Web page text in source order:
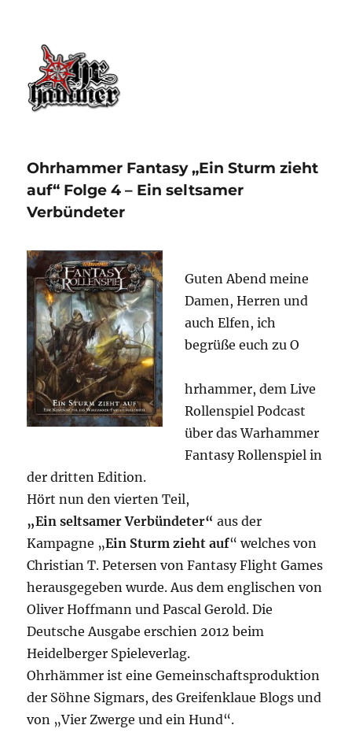
Ohrhammer.online
Ohrhammer Fantasy „Ein Sturm zieht
auf“ Folge 4 – Ein seltsamer
Verbündeter
Guten Abend meine
Damen, Herren und
auch Elfen, ich
begrüße euch zu O
hrhammer, dem Live
Rollenspiel Podcast
über das Warhammer
Fantasy Rollenspiel in
der dritten Edition.
Hört nun den vierten Teil,
„Ein seltsamer Verbündeter“ aus der
Kampagne „Ein Sturm zieht auf“ welches von
Christian T. Petersen von Fantasy Flight Games
herausgegeben wurde. Aus dem englischen von
Oliver Hoffmann und Pascal Gerold. Die
Deutsche Ausgabe erschien 2012 beim
Heidelberger Spieleverlag.
Ohrhämmer ist eine Gemeinschaftsproduktion
der Söhne Sigmars, des Greifenklaue Blogs und
von „Vier Zwerge und ein Hund“.